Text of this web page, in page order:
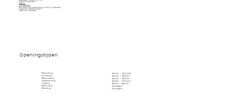
1019 BP Amsterdam
Kaart ->
Locatie PwC
(exclusief voor medewerkers van PwC Amsterdam)
Thomas R. Malthusstraat 5
1066 JR Amsterdam
Maandag
Dinsdag
Woensdag
Donderdag
Vrijdag
Zaterdag
Zondag
8:00 - 20:00
8:00 - 18:00
8:00 - 18:00
8:00 - 20:00
8:00 - 18:00
Gesloten
Gesloten
Openingstijden